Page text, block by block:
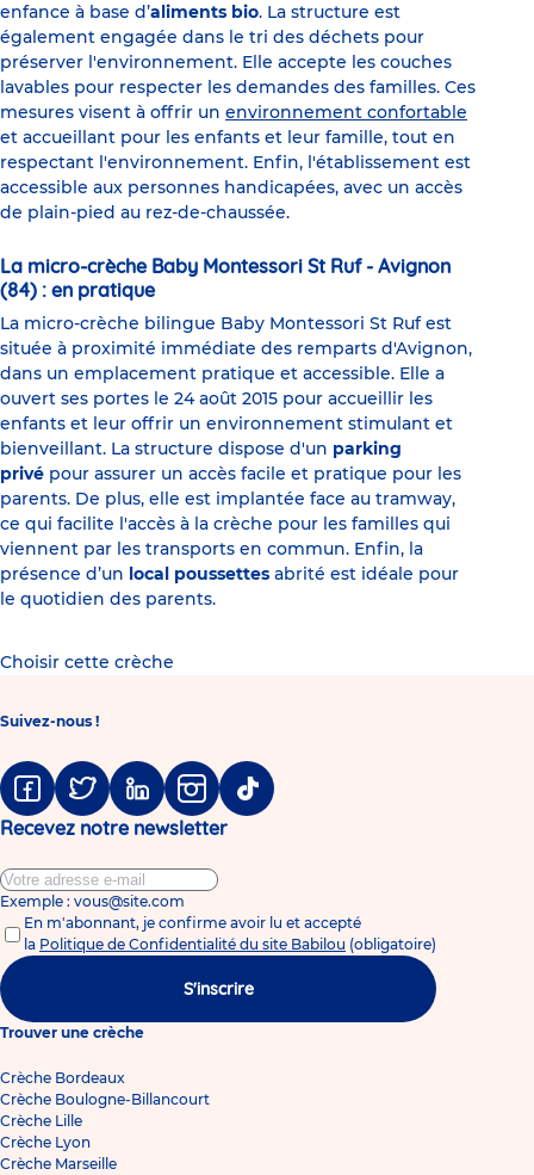
enfance à base d’aliments bio. La structure est
également engagée dans le tri des déchets pour
préserver l'environnement. Elle accepte les couches
lavables pour respecter les demandes des familles. Ces
mesures visent à offrir un environnement confortable
et accueillant pour les enfants et leur famille, tout en
respectant l'environnement. Enfin, l'établissement est
accessible aux personnes handicapées, avec un accès
de plain-pied au rez-de-chaussée.
La micro-crèche Baby Montessori St Ruf - Avignon
(84) : en pratique
La micro-crèche bilingue Baby Montessori St Ruf est
située à proximité immédiate des remparts d'Avignon,
dans un emplacement pratique et accessible. Elle a
ouvert ses portes le 24 août 2015 pour accueillir les
enfants et leur offrir un environnement stimulant et
bienveillant. La structure dispose d'un parking
privé pour assurer un accès facile et pratique pour les
parents. De plus, elle est implantée face au tramway,
ce qui facilite l'accès à la crèche pour les familles qui
viennent par les transports en commun. Enfin, la
présence d’un local poussettes abrité est idéale pour
le quotidien des parents.
Choisir cette crèche
Suivez-nous !
FacebookTwitter LinkedinInstagramTiktok
Recevez notre newsletter
Exemple : vous@site.com
En m'abonnant, je confirme avoir lu et accepté
la Politique de Confidentialité du site Babilou (obligatoire)
S'inscrire
Trouver une crèche
Crèche Bordeaux
Crèche Boulogne-Billancourt
Crèche Lille
Crèche Lyon
Crèche Marseille